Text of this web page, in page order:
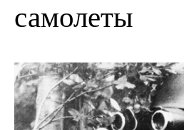
самолеты